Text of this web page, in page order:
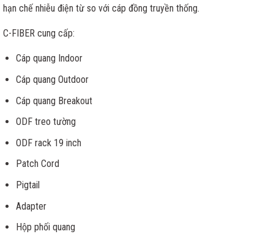
hạn chế nhiễu điện từ so với cáp đồng truyền thống.
C-FIBER cung cấp:
Cáp quang Indoor
Cáp quang Outdoor
Cáp quang Breakout
ODF treo tường
ODF rack 19 inch
Patch Cord
Pigtail
Adapter
Hộp phối quang